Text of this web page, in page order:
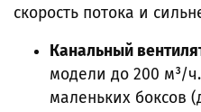
скорость потока и
Канальный
модели до 200 м³/
маленьких боксов